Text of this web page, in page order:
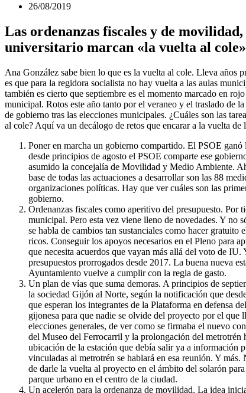
26/08/2019
Las ordenanzas fiscales y de
universitario marcan «la vuelta al
Ana González sabe bien lo que es la vuelta al cole. Lleva años
es que para la regidora socialista no hay vuelta a las aulas
también es cierto que septiembre es el momento marcado en
municipal. Rotos este año tanto por el veraneo y el traslado de
de gobierno tras las elecciones municipales. ¿Cuáles son las
al cole? Aquí va un decálogo de retos que encarar a la vuelta de
Poner en marcha un gobierno compartido. El PSOE ganó
desde principios de agosto el PSOE comparte ese
asumido la concejalía de Movilidad y Medio Ambiente.
base de todas las actuaciones a desarrollar son las 88
organizaciones políticas. Hay que ver cuáles son las
gobierno.
Ordenanzas fiscales como aperitivo del presupuesto. Por
municipal. Pero esta vez viene lleno de novedades. Y no
se habla de cambios tan sustanciales como hacer
ricos. Conseguir los apoyos necesarios en el Pleno para
que necesita acuerdos que vayan más allá del voto de
presupuestos prorrogados desde 2017. La buena nueva
Ayuntamiento vuelve a cumplir con la regla de gasto.
Un plan de vías que suma demoras. A principios de
la sociedad Gijón al Norte, según la notificación que
que esperan los integrantes de la Plataforma en defensa
gijonesa para que nadie se olvide del proyecto por el que
elecciones generales, de ver como se firmaba el nuevo
del Museo del Ferrocarril y la prolongación del metrotrén
ubicación de la estación que debía salir ya a información
vinculadas al metrotrén se hablará en esa reunión. Y
de darle la vuelta al proyecto en el ámbito del solarón
parque urbano en el centro de la ciudad.
Un acelerón para la ordenanza de movilidad. La idea